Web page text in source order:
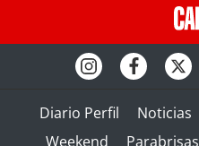
Diario Perfil Noticias
Weekend
Parabrisas